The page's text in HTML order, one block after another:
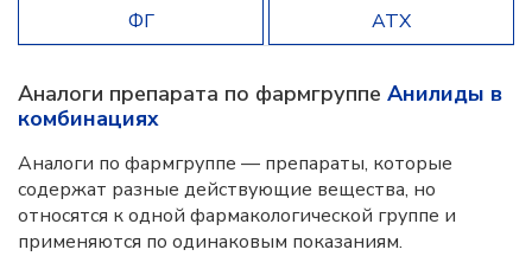
ФГ АТХ
Аналоги препарата по фармгруппе Анилиды в
комбинациях
Аналоги по фармгруппе — препараты, которые
содержат разные действующие вещества, но
относятся к одной фармакологической группе и
применяются по одинаковым показаниям.